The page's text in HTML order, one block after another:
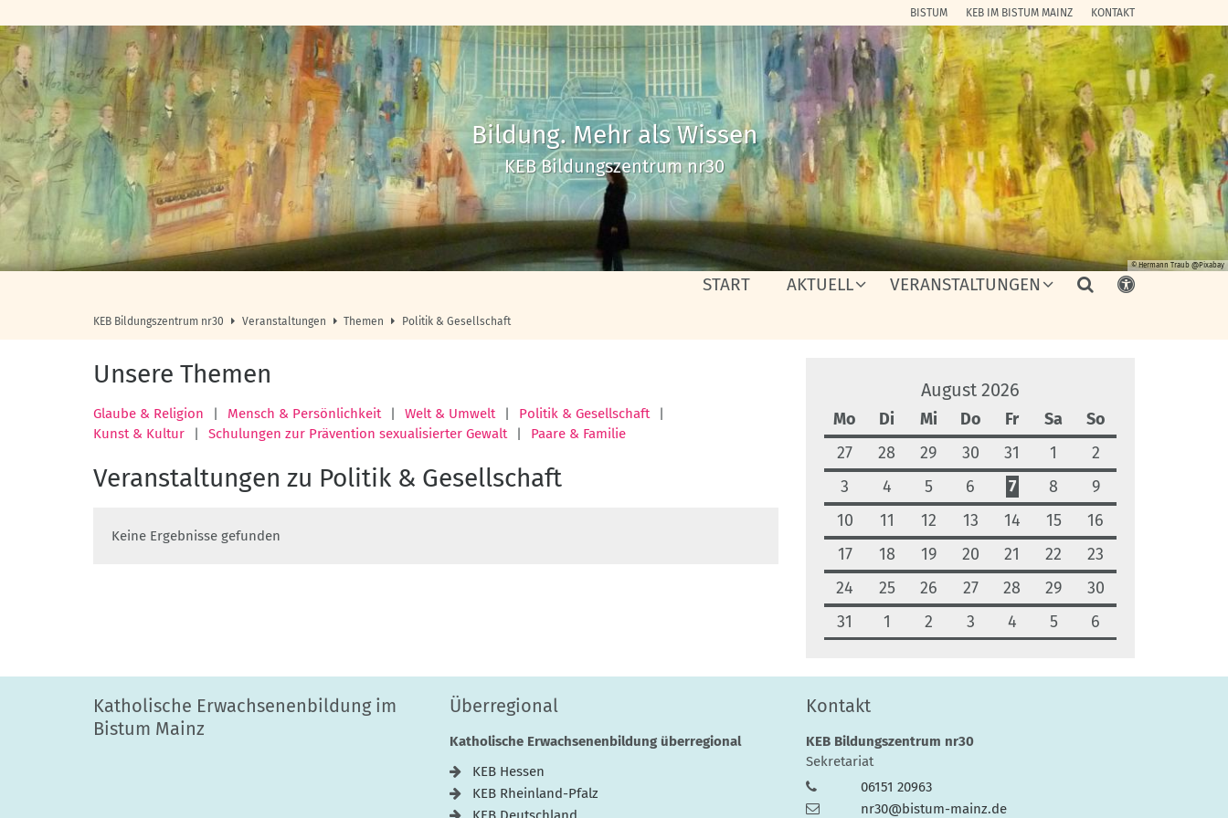
BISTUM KEB IM BISTUM MAINZ KONTAKT
START AKTUELL VERANSTALTUNGEN
© Hermann Traub @Pixabay
Bildung. Mehr als Wissen
KEB Bildungszentrum nr30
KEB Bildungszentrum nr30 Veranstaltungen Themen Politik & Gesellschaft
Unsere Themen
Glaube & Religion Mensch & Persönlichkeit Welt & Umwelt
Politik & Gesellschaft
Kunst & Kultur
Schulungen zur Prävention sexualisierter Gewalt Paare & Familie
Veranstaltungen zu Politik & Gesellschaft
Keine Ergebnisse gefunden
August 2026
Mo Di Mi Do Fr Sa
So
27
28 29 30 31 1
2
3
4 5 6 7 8
9
10
11 12 13 14 15
16
17
18 19 20 21 22
23
24
25 26 27 28 29
30
31
1 2 3 4 5 6
Katholische Erwachsenenbildung im
Bistum Mainz
Überregional
Katholische Erwachsenenbildung überregional
KEB Hessen
KEB Rheinland-Pfalz
Kontakt
KEB Bildungszentrum nr30
Sekretariat
06151 20963
nr30@bistum-mainz.de